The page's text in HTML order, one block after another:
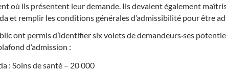
où ils présentent leur demande. Ils devaient également
et remplir les conditions générales d’admissibilité pour être
ont permis d’identifier six volets de demandeurs·ses
d’admission :
: Soins de santé – 20 000